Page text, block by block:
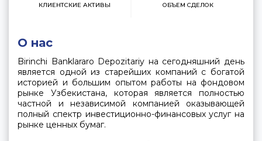
О нас
Birinchi Banklararo Depozitariy на сегодняшний день
является одной из старейших компаний с богатой
историей и большим опытом работы на фондовом
рынке Узбекистана, которая является полностью
частной и независимой компанией оказывающей
полный спектр инвестиционно-финансовых услуг на
рынке ценных бумаг.
КЛИЕНТСКИЕ АКТИВЫ ОБЪЕМ СДЕЛОК